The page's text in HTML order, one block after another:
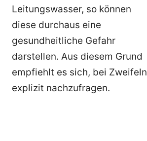
Leitungswasser, so können
diese durchaus eine
gesundheitliche Gefahr
darstellen. Aus diesem Grund
empfiehlt es sich, bei Zweifeln
explizit nachzufragen.